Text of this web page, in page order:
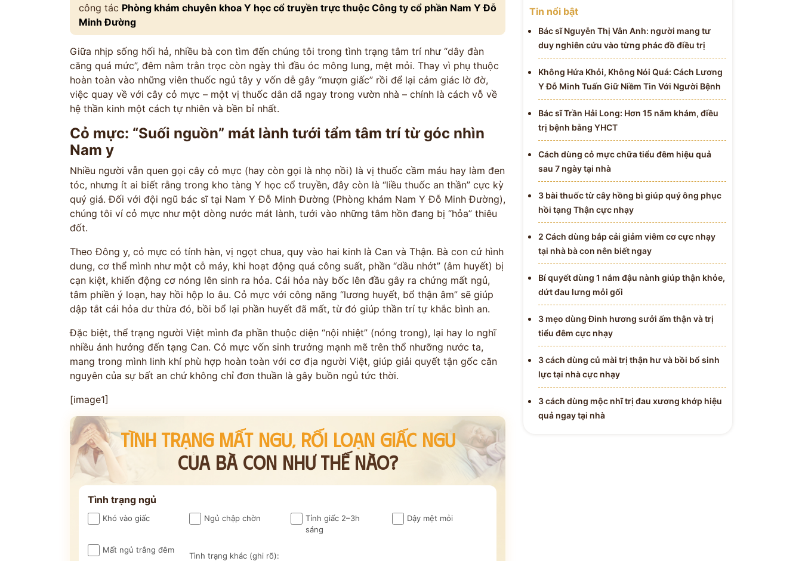
công tác Phòng khám chuyên khoa Y học cổ truyền trực thuộc Công ty cổ phần Nam Y Đỗ
Minh Đường
Giữa nhịp sống hối hả, nhiều bà con tìm đến chúng tôi trong tình trạng tâm trí như “dây đàn
căng quá mức”, đêm nằm trằn trọc còn ngày thì đầu óc mông lung, mệt mỏi. Thay vì phụ thuộc
hoàn toàn vào những viên thuốc ngủ tây y vốn dễ gây “mượn giấc” rồi để lại cảm giác lờ đờ,
việc quay về với cây cỏ mực – một vị thuốc dân dã ngay trong vườn nhà – chính là cách vỗ về
hệ thần kinh một cách tự nhiên và bền bỉ nhất.
Cỏ mực: “Suối nguồn” mát lành tưới tẩm tâm trí từ góc nhìn
Nam y
Nhiều người vẫn quen gọi cây cỏ mực (hay còn gọi là nhọ nồi) là vị thuốc cầm máu hay làm đen
tóc, nhưng ít ai biết rằng trong kho tàng Y học cổ truyền, đây còn là “liều thuốc an thần” cực kỳ
quý giá. Đối với đội ngũ bác sĩ tại Nam Y Đỗ Minh Đường (Phòng khám Nam Y Đỗ Minh Đường),
chúng tôi ví cỏ mực như một dòng nước mát lành, tưới vào những tâm hồn đang bị “hỏa” thiêu
đốt.
Theo Đông y, cỏ mực có tính hàn, vị ngọt chua, quy vào hai kinh là Can và Thận. Bà con cứ hình
dung, cơ thể mình như một cỗ máy, khi hoạt động quá công suất, phần “dầu nhớt” (âm huyết) bị
cạn kiệt, khiến động cơ nóng lên sinh ra hỏa. Cái hỏa này bốc lên đầu gây ra chứng mất ngủ,
tâm phiền ý loạn, hay hồi hộp lo âu. Cỏ mực với công năng “lương huyết, bổ thận âm” sẽ giúp
dập tắt cái hỏa dư thừa đó, bồi bổ lại phần huyết đã mất, từ đó giúp thần trí tự khắc bình an.
Đặc biệt, thể trạng người Việt mình đa phần thuộc diện “nội nhiệt” (nóng trong), lại hay lo nghĩ
nhiều ảnh hưởng đến tạng Can. Cỏ mực vốn sinh trưởng mạnh mẽ trên thổ nhưỡng nước ta,
mang trong mình linh khí phù hợp hoàn toàn với cơ địa người Việt, giúp giải quyết tận gốc căn
nguyên của sự bất an chứ không chỉ đơn thuần là gây buồn ngủ tức thời.
[image1]
TÌNH TRẠNG MẤT NGỦ, RỐI LOẠN GIẤC NGỦ
CỦA BÀ CON NHƯ THẾ NÀO?
Tình trạng ngủ
Khó vào giấc Ngủ chập chờn
Tỉnh giấc 2–3h
sáng
Dậy mệt mỏi
Mất ngủ trắng đêm
Tình trạng khác (ghi rõ):
Tin nổi bật
Bác sĩ Nguyễn Thị Vân Anh: người mang tư
duy nghiên cứu vào từng phác đồ điều trị
Không Hứa Khỏi, Không Nói Quá: Cách Lương
Y Đỗ Minh Tuấn Giữ Niềm Tin Với Người Bệnh
Bác sĩ Trần Hải Long: Hơn 15 năm khám, điều
trị bệnh bằng YHCT
Cách dùng cỏ mực chữa tiểu đêm hiệu quả
sau 7 ngày tại nhà
3 bài thuốc từ cây hồng bì giúp quý ông phục
hồi tạng Thận cực nhạy
2 Cách dùng bắp cải giảm viêm cơ cực nhạy
tại nhà bà con nên biết ngay
Bí quyết dùng 1 nắm đậu nành giúp thận khỏe,
dứt đau lưng mỏi gối
3 mẹo dùng Đinh hương sưởi ấm thận và trị
tiểu đêm cực nhạy
3 cách dùng củ mài trị thận hư và bồi bổ sinh
lực tại nhà cực nhạy
3 cách dùng mộc nhĩ trị đau xương khớp hiệu
quả ngay tại nhà
ĐĂNG KÝ TƯ VẤN
THĂM KHÁM
CÙNG CHUYÊN GIA Y HỌC CỔ TRUYỀN
ĐỘI NGŨ Y BÁC SĨ